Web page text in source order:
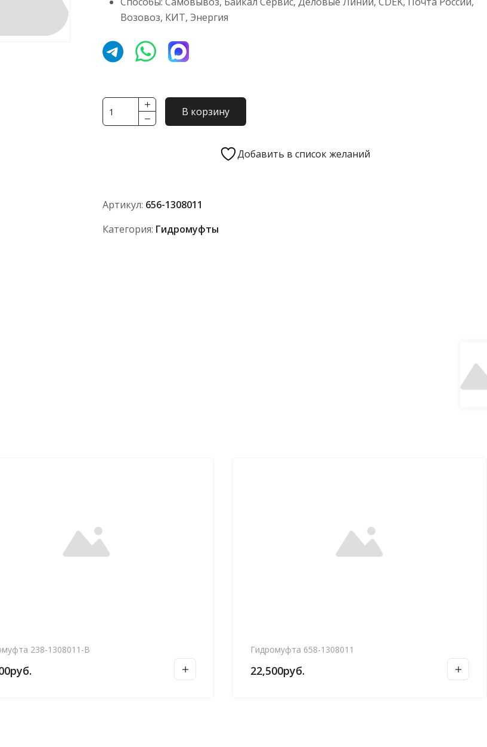
Возовоз, КИТ, Энергия
Количество
товара
В корзину
Добавить в список желаний
Артикул: 656-1308011
Категория: Гидромуфты
238-1308011-В
руб.
Гидромуфта 658-1308011
22,500руб.